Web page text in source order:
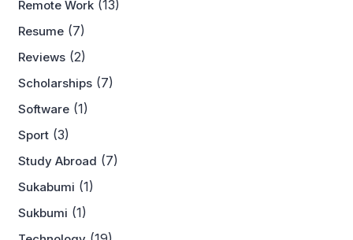
Remote Work (13)
Resume (7)
Reviews (2)
Scholarships (7)
Software (1)
Sport (3)
Study Abroad (7)
Sukabumi (1)
Sukbumi (1)